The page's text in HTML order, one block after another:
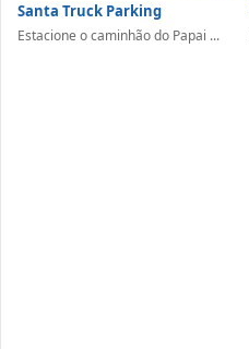
Santa Truck Parking
Estacione o caminhão do Papai ...